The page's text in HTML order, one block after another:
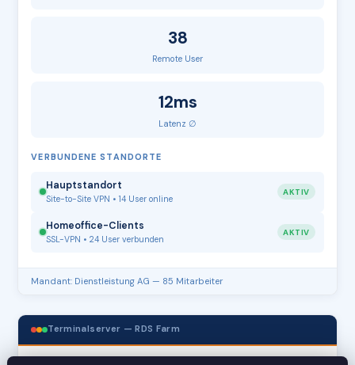
38
Remote User
12ms
Latenz ∅
VERBUNDENE STANDORTE
Hauptstandort
Site-to-Site VPN • 14 User online
AKTIV
Homeoffice-Clients
SSL-VPN • 24 User verbunden
AKTIV
Mandant: Dienstleistung AG — 85 Mitarbeiter
Terminalserver — RDS Farm